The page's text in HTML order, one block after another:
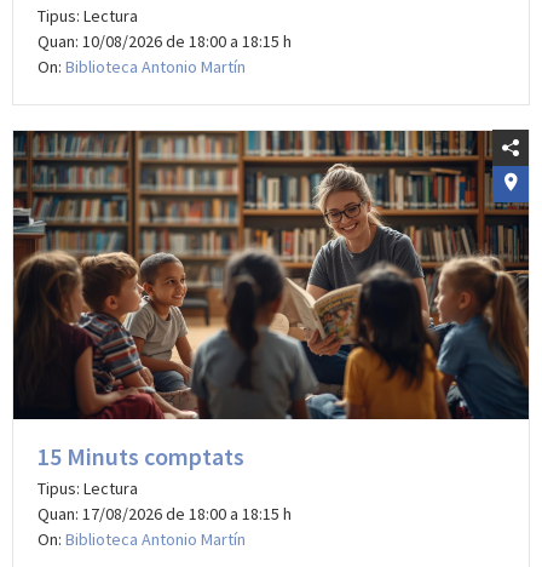
Tipus: Lectura
Quan: 10/08/2026 de 18:00 a 18:15 h
On: Biblioteca Antonio Martín
15 Minuts comptats
Tipus: Lectura
Quan: 17/08/2026 de 18:00 a 18:15 h
On: Biblioteca Antonio Martín